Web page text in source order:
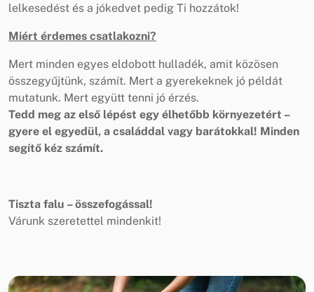
lelkesedést és a jókedvet pedig Ti hozzátok!
Miért érdemes csatlakozni?
Mert minden egyes eldobott hulladék, amit közösen
összegyűjtünk, számít. Mert a gyerekeknek jó példát
mutatunk. Mert együtt tenni jó érzés.
Tedd meg az első lépést egy élhetőbb környezetért –
gyere el egyedül, a családdal vagy barátokkal! Minden
segítő kéz számít.
Tiszta falu – összefogással!
Várunk szeretettel mindenkit!